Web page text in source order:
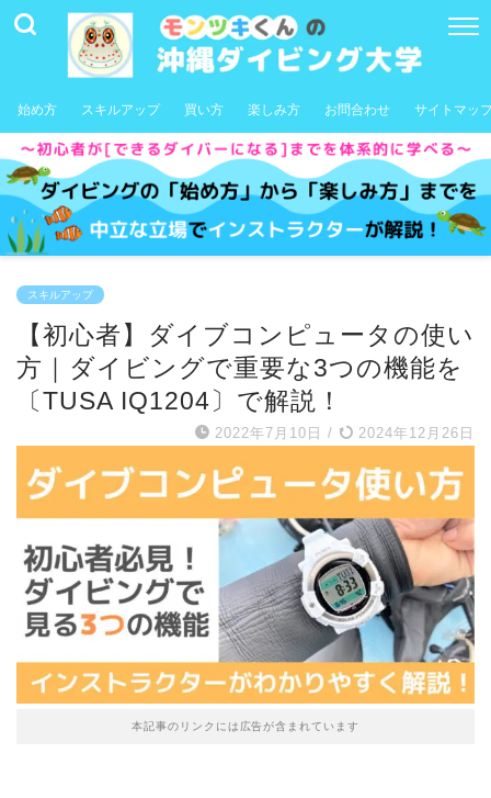
始め方 スキルアップ 買い方 楽しみ方 お問合わせ サイトマッ
スキルアップ
【初心者】ダイブコンピュータの使い
方｜ダイビングで重要な3つの機能を
〔TUSA IQ1204〕で解説！
2022年7月10日 / 2024年12月26日
本記事のリンクには広告が含まれています